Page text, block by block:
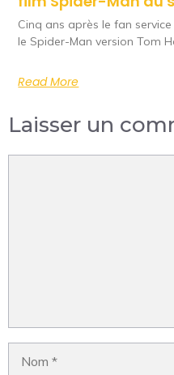
Cinq ans après le fan
le Spider-Man version Tom
Read More
Laisser un